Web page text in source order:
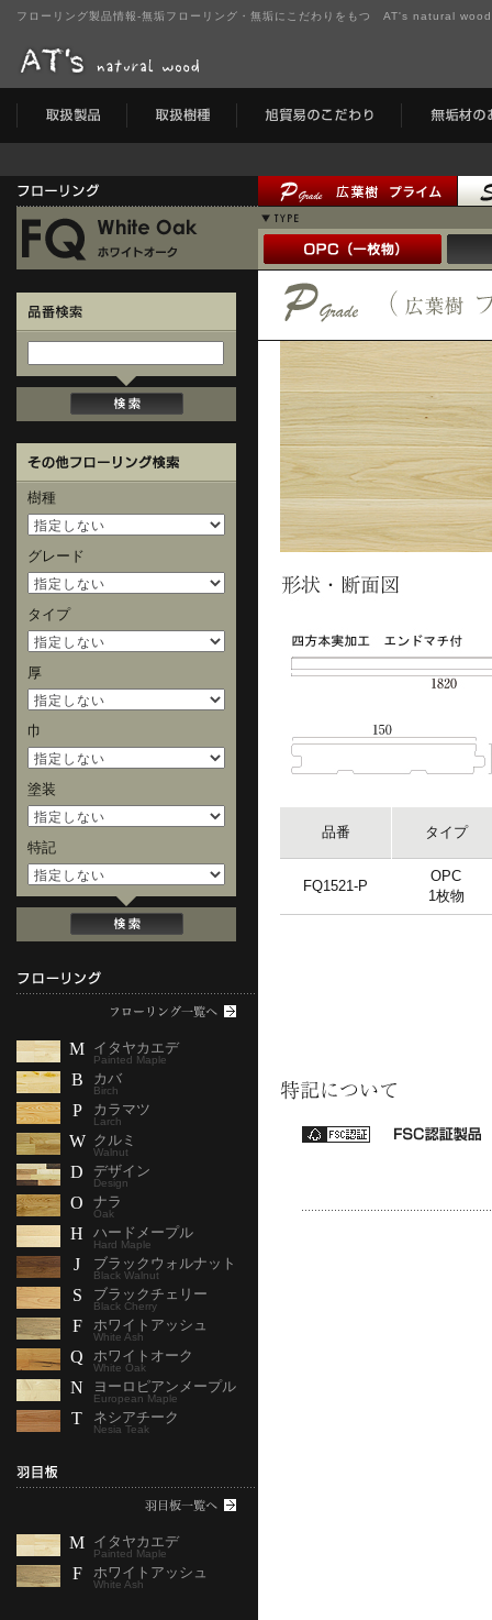
フローリング製品情報-無垢フローリング・無垢にこだわりをもつ AT's natural
品番 タイプ
FQ1521-P
OPC
1枚物
樹種
グレード
タイプ
厚
巾
塗装
特記
M イタヤカエデ
Painted Maple
B カバ
Birch
P カラマツ
Larch
W クルミ
Walnut
D デザイン
Design
O ナラ
Oak
H ハードメープル
Hard Maple
J ブラックウォルナット
Black Walnut
S ブラックチェリー
Black Cherry
F ホワイトアッシュ
White Ash
Q ホワイトオーク
White Oak
N ヨーロピアンメープル
European Maple
T ネシアチーク
Nesia Teak
M イタヤカエデ
Painted Maple
F ホワイトアッシュ
White Ash